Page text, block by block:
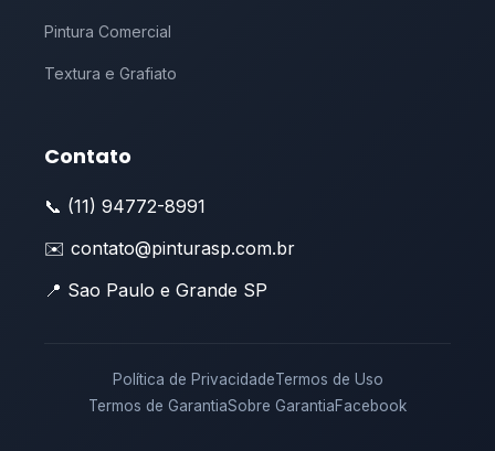
Pintura Comercial
Textura e Grafiato
Contato
📞 (11) 94772-8991
✉️ contato@pinturasp.com.br
📍 Sao Paulo e Grande SP
Política de PrivacidadeTermos de Uso
Termos de GarantiaSobre GarantiaFacebook